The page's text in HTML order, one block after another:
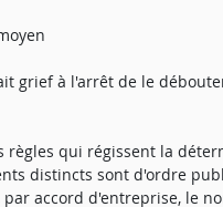
grief à l'arrêt de le
règles qui régissent la
distincts sont d'ordre
accord d'entreprise, le